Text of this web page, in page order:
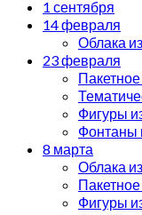
1 сентября
14 февраля
Облака
23 февраля
Фигуры
Фонтаны
8 марта
Облака
Фигуры